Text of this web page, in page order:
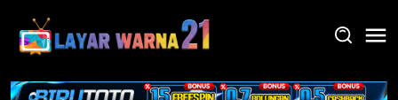
content